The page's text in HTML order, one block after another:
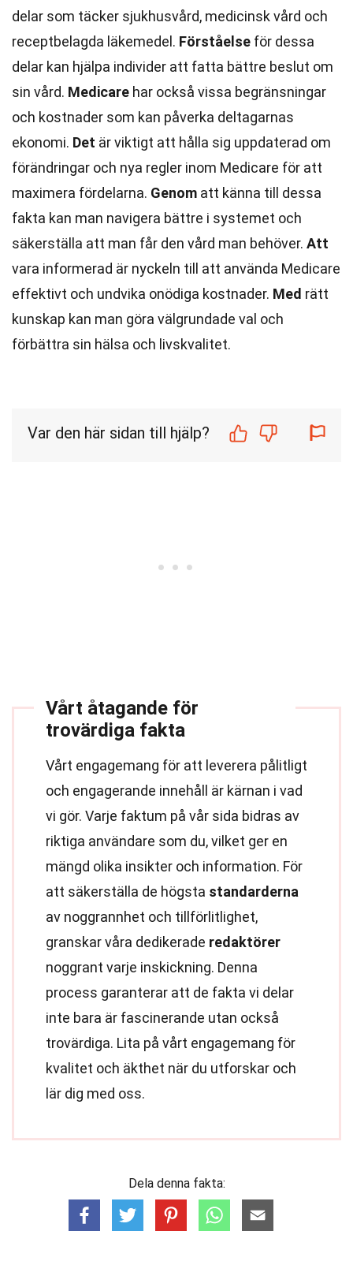
delar som täcker sjukhusvård, medicinsk vård och
receptbelagda läkemedel. Förståelse för dessa
delar kan hjälpa individer att fatta bättre beslut om
sin vård. Medicare har också vissa begränsningar
och kostnader som kan påverka deltagarnas
ekonomi. Det är viktigt att hålla sig uppdaterad om
förändringar och nya regler inom Medicare för att
maximera fördelarna. Genom att känna till dessa
fakta kan man navigera bättre i systemet och
säkerställa att man får den vård man behöver. Att
vara informerad är nyckeln till att använda Medicare
effektivt och undvika onödiga kostnader. Med rätt
kunskap kan man göra välgrundade val och
förbättra sin hälsa och livskvalitet.
Var den här sidan till hjälp?
Vårt åtagande för
trovärdiga fakta
Vårt engagemang för att leverera pålitligt
och engagerande innehåll är kärnan i vad
vi gör. Varje faktum på vår sida bidras av
riktiga användare som du, vilket ger en
mängd olika insikter och information. För
att säkerställa de högsta standarderna
av noggrannhet och tillförlitlighet,
granskar våra dedikerade redaktörer
noggrant varje inskickning. Denna
process garanterar att de fakta vi delar
inte bara är fascinerande utan också
trovärdiga. Lita på vårt engagemang för
kvalitet och äkthet när du utforskar och
lär dig med oss.
Dela denna fakta: